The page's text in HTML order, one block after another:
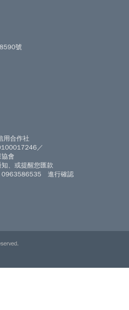
號
用合作社
／
會
、或提醒您匯款
0963586535 進行確認